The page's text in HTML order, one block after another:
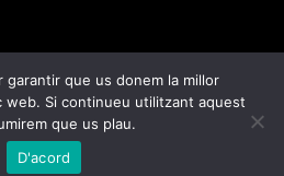
designed by
garantir que us donem la millor
web. Si continueu utilitzant aquest
que us plau.
D'acord